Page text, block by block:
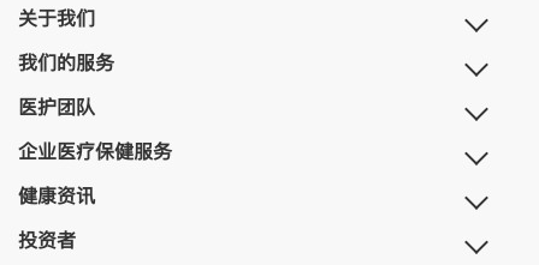
关于我们
我们的服务
医护团队
企业医疗保健服务
健康资讯
投资者